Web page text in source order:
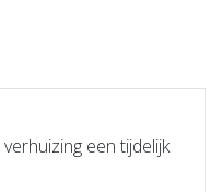
een tijdelijk